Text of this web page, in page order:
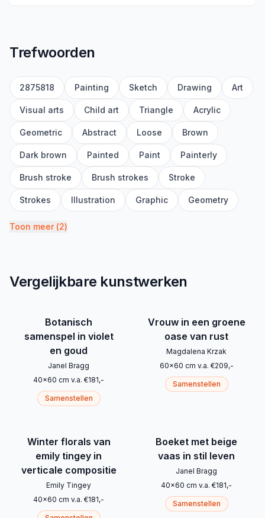
Trefwoorden
2875818 Painting Sketch Drawing Art
Visual arts Child art Triangle Acrylic
Geometric Abstract Loose Brown
Dark brown Painted Paint Painterly
Brush stroke Brush strokes Stroke
Strokes Illustration Graphic Geometry
Toon meer(2)
Vergelijkbare kunstwerken
Botanisch
samenspel in violet
en goud
Janel Bragg
40x60 cm v.a. €181,-
Samenstellen
Vrouw in een groene
oase van rust
Magdalena Krzak
60x60 cm v.a. €209,-
Samenstellen
Winter florals van
emily tingey in
verticale compositie
Emily Tingey
40x60 cm v.a. €181,-
Boeket met beige
vaas in stil leven
Janel Bragg
40x60 cm v.a. €181,-
Samenstellen